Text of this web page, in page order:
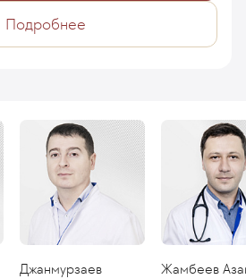
Джанмурзаев
Жамбеев
Подробнее